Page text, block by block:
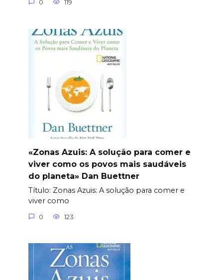
0 119
«Zonas Azuis: A solução para comer e
viver como os povos mais saudáveis
do planeta» Dan Buettner
Título: Zonas Azuis: A solução para comer e
viver como
0 123